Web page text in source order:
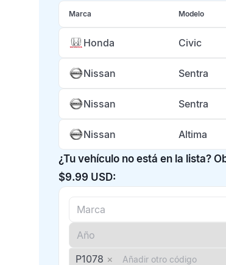
Marca Modelo
Honda Civic
Nissan Sentra
Nissan Sentra
Nissan Altima
¿Tu vehículo no está en la lista?
$9.99 USD:
P1078 ×